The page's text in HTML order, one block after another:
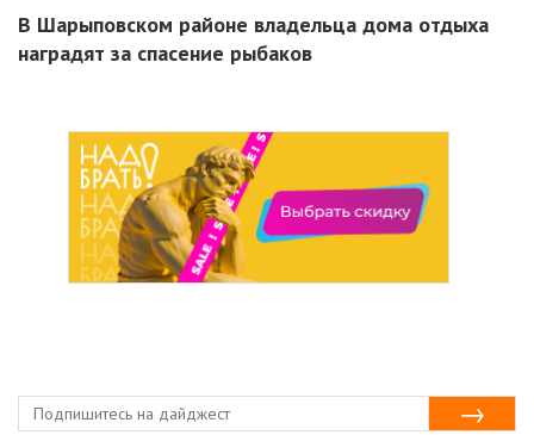
В Шарыповском районе владельца дома отдыха
наградят за спасение рыбаков